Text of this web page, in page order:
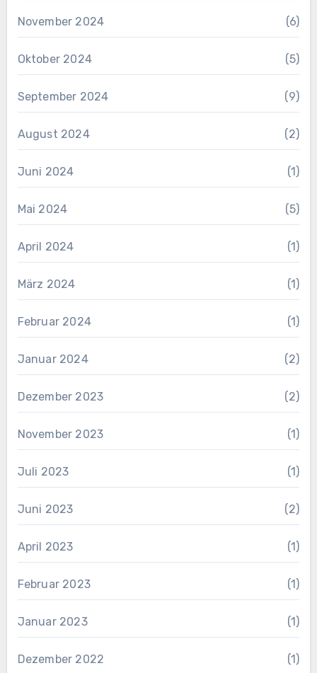
November 2024 (6)
Oktober 2024 (5)
September 2024 (9)
August 2024 (2)
Juni 2024 (1)
Mai 2024 (5)
April 2024 (1)
März 2024 (1)
Februar 2024 (1)
Januar 2024 (2)
Dezember 2023 (2)
November 2023 (1)
Juli 2023 (1)
Juni 2023 (2)
April 2023 (1)
Februar 2023 (1)
Januar 2023 (1)
Dezember 2022 (1)